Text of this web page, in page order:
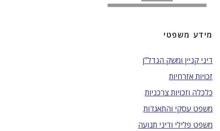
מידע משפטי
דיני קניין ומשק הנדל"ן
זכויות אזרחיות
כלכלה וזכויות צרכניות
משפט עסקי והתאגדות
משפט פלילי ודיני תנועה